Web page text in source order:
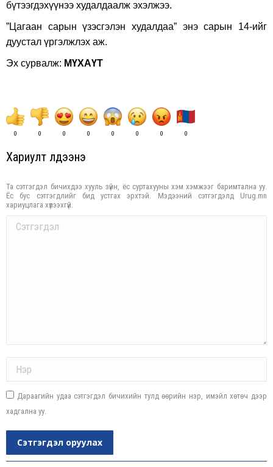
бүтээгдэхүүнээ худалдаалж эхэлжээ.
”Цагаан сарын үзэсгэлэн худалдаа” энэ сарын 14-ийг
дуустал үргэлжлэх аж.
Эх сурвалж: МҮХАҮТ
0 0 0 0 0 0 0 0
Хариулт үлдээнэ үү
Та сэтгэгдэл бичихдээ хууль зүйн, ёс суртахууны хэм хэмжээг баримтална уу.
Ёс бус сэтгэгдлийг бид устгах эрхтэй. Мэдээний сэтгэгдэлд Urug.mn
хариуцлага хүлээхгүй.
Comment
Дараагийн удаа сэтгэгдэл бичихийн тулд өөрийн нэр, имэйл хөтөч дээр
хадгална уу.
Сэтгэгдэл оруулах